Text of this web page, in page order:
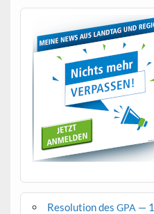
Resolution des GPA —